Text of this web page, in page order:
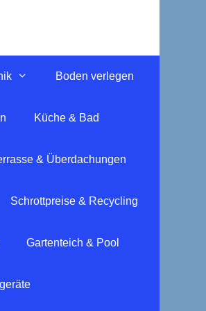
Boden verlegen
Küche & Bad
& Überdachungen
Schrottpreise & Recycling
Gartenteich & Pool